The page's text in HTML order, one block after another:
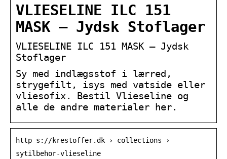
VLIESELINE ILC 151
MASK – Jydsk Stoflager
VLIESELINE ILC 151 MASK – Jydsk
Stoflager
Sy med indlægsstof i lærred,
strygefilt, isys med vatside eller
vliesofix. Bestil Vlieseline og
alle de andre materialer her.
http s://krestoffer.dk › collections ›
sytilbehor-vlieseline